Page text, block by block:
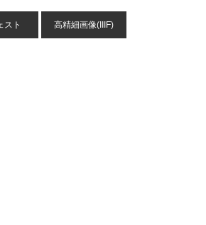
スト 高精細画像(IIIF)